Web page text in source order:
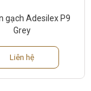
gạch Adesilex P9
Grey
Liên hệ